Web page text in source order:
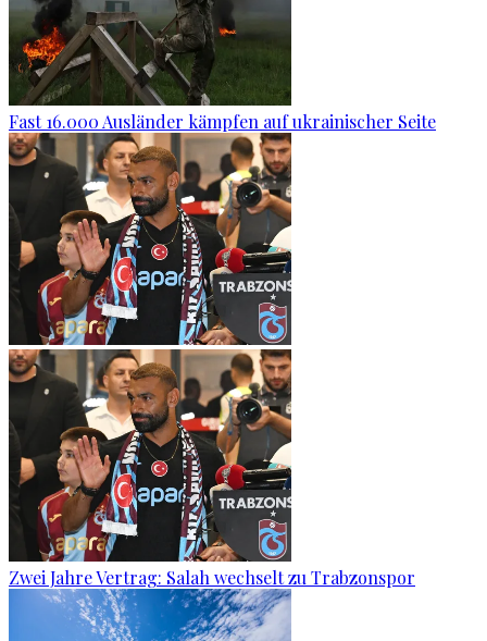
Fast 16.000 Ausländer kämpfen auf ukrainischer Seite
Zwei Jahre Vertrag: Salah wechselt zu Trabzonspor